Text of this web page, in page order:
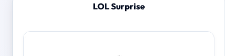
LOL Surprise